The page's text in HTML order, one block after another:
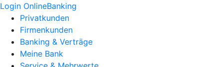
Login OnlineBanking
Privatkunden
Firmenkunden
Banking & Verträge
Meine Bank